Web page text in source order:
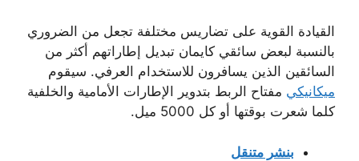
القيادة القوية على تضاريس مختلفة تجعل من الضروري
بالنسبة لبعض سائقي كايمان تبديل إطاراتهم أكثر من
السائقين الذين يسافرون للاستخدام العرفي. سيقوم
ميكانيكي مفتاح الربط بتدوير الإطارات الأمامية والخلفية
كلما شعرت بوقتها أو كل 5000 ميل.
بنشر متنقل